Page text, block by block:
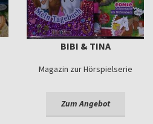
BIBI & TINA
Magazin zur Hörspielserie
Zum Angebot